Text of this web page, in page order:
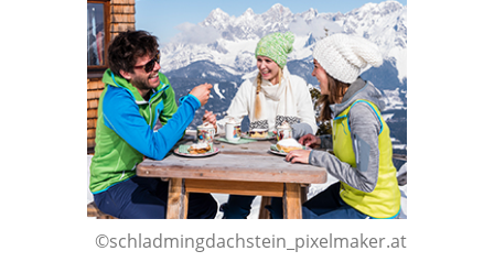
©schladmingdachstein_pixelmaker.at